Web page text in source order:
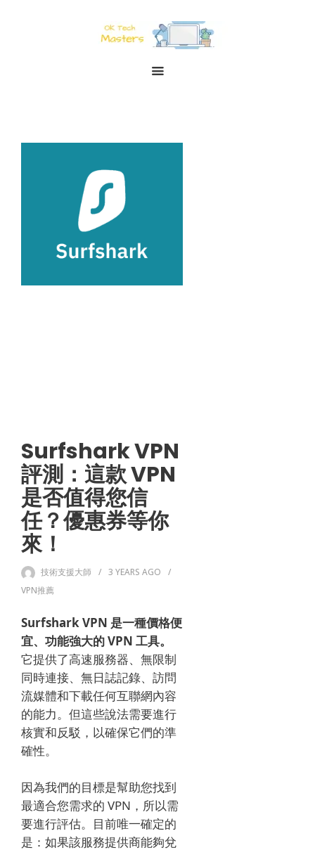
Surfshark VPN
評測：這款 VPN
是否值得您信
任？優惠券等你
來！
技術支援大師 3 YEARS AGO
VPN推薦
Surfshark VPN 是一種價格便
宜、功能強大的 VPN 工具。
它提供了高速服務器、無限制
同時連接、無日誌記錄、訪問
流媒體和下載任何互聯網內容
的能力。但這些說法需要進行
核實和反駁，以確保它們的準
確性。
因為我們的目標是幫助您找到
最適合您需求的 VPN，所以需
要進行評估。目前唯一確定的
是：如果該服務提供商能夠兌